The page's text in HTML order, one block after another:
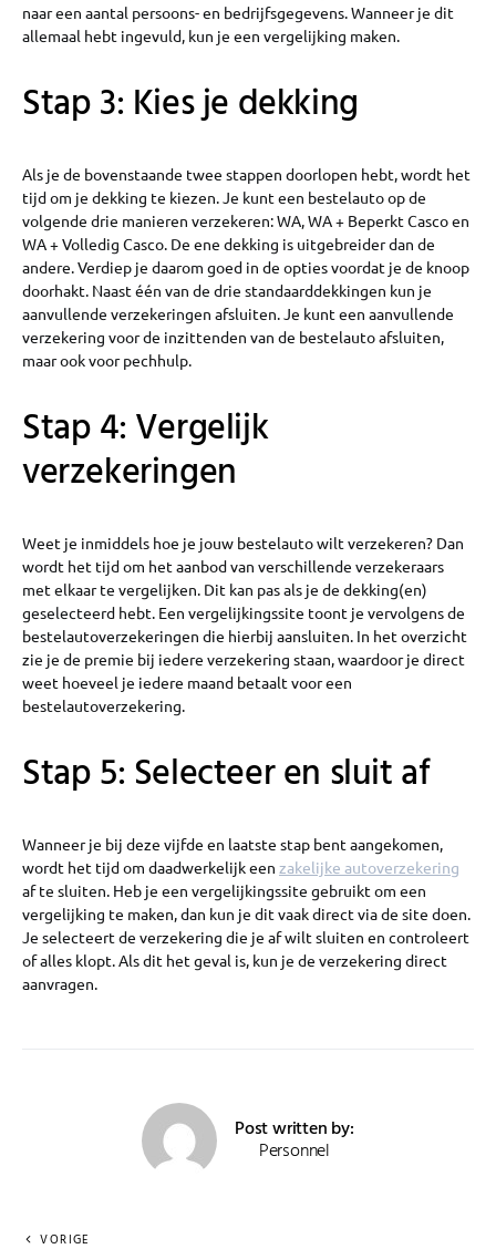
naar een aantal persoons- en bedrijfsgegevens. Wanneer je dit
allemaal hebt ingevuld, kun je een vergelijking maken.
Stap 3: Kies je dekking
Als je de bovenstaande twee stappen doorlopen hebt, wordt het
tijd om je dekking te kiezen. Je kunt een bestelauto op de
volgende drie manieren verzekeren: WA, WA + Beperkt Casco en
WA + Volledig Casco. De ene dekking is uitgebreider dan de
andere. Verdiep je daarom goed in de opties voordat je de knoop
doorhakt. Naast één van de drie standaarddekkingen kun je
aanvullende verzekeringen afsluiten. Je kunt een aanvullende
verzekering voor de inzittenden van de bestelauto afsluiten,
maar ook voor pechhulp.
Stap 4: Vergelijk
verzekeringen
Weet je inmiddels hoe je jouw bestelauto wilt verzekeren? Dan
wordt het tijd om het aanbod van verschillende verzekeraars
met elkaar te vergelijken. Dit kan pas als je de dekking(en)
geselecteerd hebt. Een vergelijkingssite toont je vervolgens de
bestelautoverzekeringen die hierbij aansluiten. In het overzicht
zie je de premie bij iedere verzekering staan, waardoor je direct
weet hoeveel je iedere maand betaalt voor een
bestelautoverzekering.
Stap 5: Selecteer en sluit af
Wanneer je bij deze vijfde en laatste stap bent aangekomen,
wordt het tijd om daadwerkelijk een zakelijke autoverzekering
af te sluiten. Heb je een vergelijkingssite gebruikt om een
vergelijking te maken, dan kun je dit vaak direct via de site doen.
Je selecteert de verzekering die je af wilt sluiten en controleert
of alles klopt. Als dit het geval is, kun je de verzekering direct
aanvragen.
Post written by:
Personnel
VORIGE